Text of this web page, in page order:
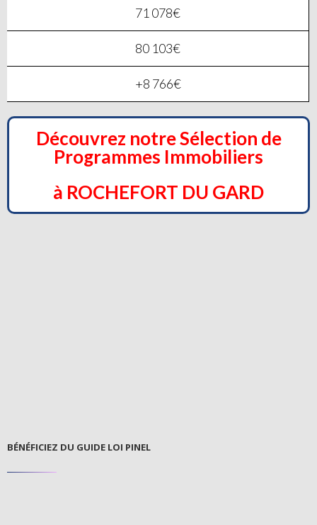
71 078€
80 103€
+8 766€
Découvrez notre Sélection de
Programmes Immobiliers
à ROCHEFORT DU GARD
BÉNÉFICIEZ DU GUIDE LOI PINEL